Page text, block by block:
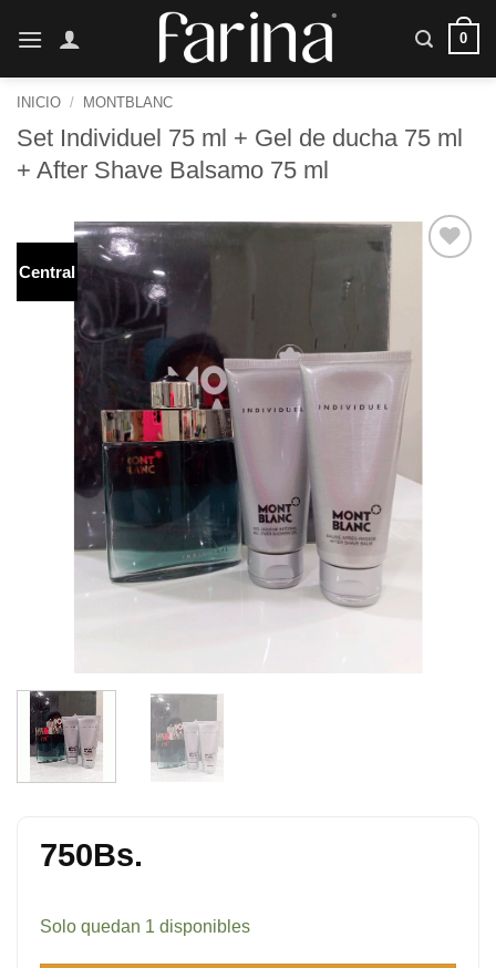
0
INICIO / MONTBLANC
Set Individuel 75 ml + Gel de ducha 75 ml
+ After Shave Balsamo 75 ml
Central
750Bs.
Solo quedan 1 disponibles